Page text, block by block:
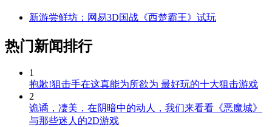
新游尝鲜坊：网易3D国战《西楚霸王》试玩
热门新闻排行
1
抱歉!狙击手在这真能为所欲为 最好玩的十大狙击游戏
2
诡谲，凄美，在阴暗中的动人，我们来看看《恶魔城》
与那些迷人的2D游戏